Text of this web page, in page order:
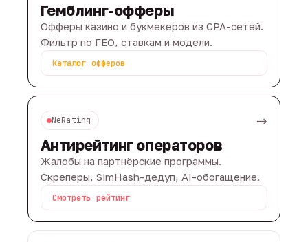
Гемблинг-офферы
Офферы казино и букмекеров из CPA-сетей.
Фильтр по ГЕО, ставкам и модели.
Каталог офферов
NeRating →
Антирейтинг операторов
Жалобы на партнёрские программы.
Скреперы, SimHash-дедуп, AI-обогащение.
Смотреть рейтинг